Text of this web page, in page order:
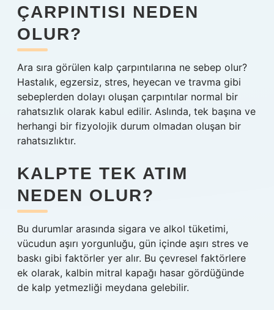
ÇARPINTISI NEDEN
OLUR?
Ara sıra görülen kalp çarpıntılarına ne sebep olur?
Hastalık, egzersiz, stres, heyecan ve travma gibi
sebeplerden dolayı oluşan çarpıntılar normal bir
rahatsızlık olarak kabul edilir. Aslında, tek başına ve
herhangi bir fizyolojik durum olmadan oluşan bir
rahatsızlıktır.
KALPTE TEK ATIM
NEDEN OLUR?
Bu durumlar arasında sigara ve alkol tüketimi,
vücudun aşırı yorgunluğu, gün içinde aşırı stres ve
baskı gibi faktörler yer alır. Bu çevresel faktörlere
ek olarak, kalbin mitral kapağı hasar gördüğünde
de kalp yetmezliği meydana gelebilir.